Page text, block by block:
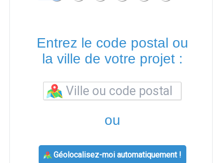
Entrez le code postal ou
la ville de votre projet :
ou
Géolocalisez-moi automatiquement !